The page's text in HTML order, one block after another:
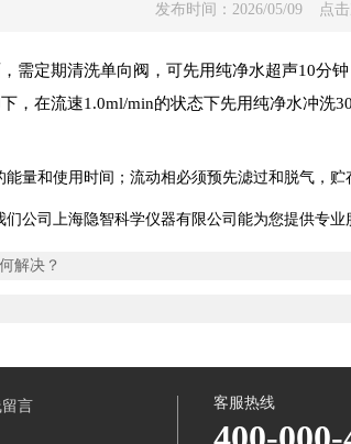
发布时间：2026/05/09 点
需定期清洗单向阀，可先用纯净水超声10分
，在流速1.0ml/min的状态下先用纯净水冲洗
量和使用时间；流动相必须预先滤过和脱气
公司上海隐智科学仪器有限公司能为您提供专
解决？
言 客服热线